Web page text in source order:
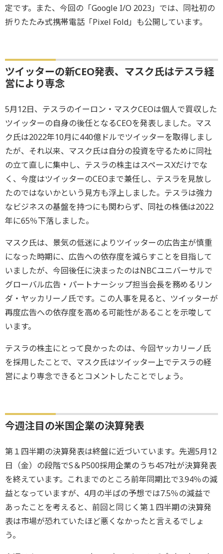
定です。また、今回の「Google I/O 2023」では、同社初の
折りたたみ式携帯電話「Pixel Fold」も公開しています。
ツイッターの新CEO発表、マスク氏はテスラ経
営により専念
5月12日、テスラのイーロン・マスクCEOは個人で買収した
ツイッターの自身の後任となるCEOを発表しました。マス
ク氏は2022年10月に440億ドルでツイッターを取得しまし
たが、それ以来、マスク氏は自分の投資を守るために同社
の立て直しに集中し、テスラの株主はスペースXだけでな
く、今度はツイッターのCEOまで兼任し、テスラを見放し
たのではないかという見方も浮上しました。テスラは強力
なビジネスの基盤を持つにも関わらず、同社の株価は2022
年に65％下落しました。
マスク氏は、景気の低迷によりツイッターの広告主が慎重
になった時期に、広告への依存度を減らすことを目指して
いましたが、今回後任に決まったのはNBCユニバーサルで
グローバル広告・パートナーシップ担当会長を務めるリン
ダ・ヤッカリーノ氏です。この人事を見ると、ツイッターが
再度広告への依存度を高める可能性があることを示唆して
います。
テスラの株主にとって良かったのは、今回ヤッカリーノ氏
を採用したことで、マスク氏はツイッター上でテスラの経
営により専念できるとコメントしたことでしょう。
今週注目の米国企業の決算発表
第１四半期の決算発表は終盤に近づいています。先週5月12
日（金）の段階でS＆P500採用企業のうち457社が決算発表
を終えています。これまでのところ前年同期比で3.94％の減
益となっていますが、4月の半ばの予想では7.5％の減益で
あったことを考えると、前回と同じく第１四半期の決算発
表は市場が恐れていたほど悪くなかったと言えるでしょ
う。